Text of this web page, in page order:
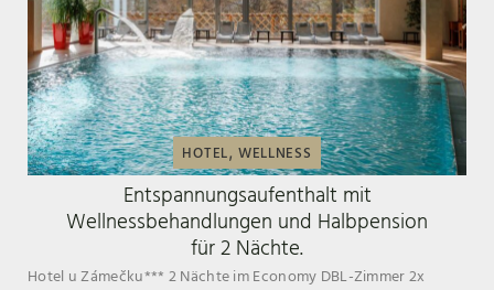
HOTEL, WELLNESS
Entspannungsaufenthalt mit
Wellnessbehandlungen und Halbpension
für 2 Nächte.
Hotel u Zámečku*** 2 Nächte im Economy DBL-Zimmer 2x